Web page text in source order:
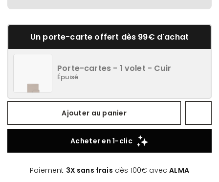
Un porte-carte offert dès 99€ d'achat
Porte-cartes - 1 volet - Cuir
Épuisé
Ajouter au panier
Paiement 3X sans frais dès 100€ avecALMA